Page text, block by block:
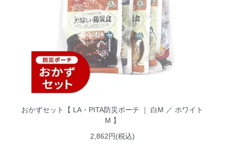
おかずセット【 LA・PITA防災ポーチ ｜ 白M ／ ホワイト
M 】
2,862円(税込)